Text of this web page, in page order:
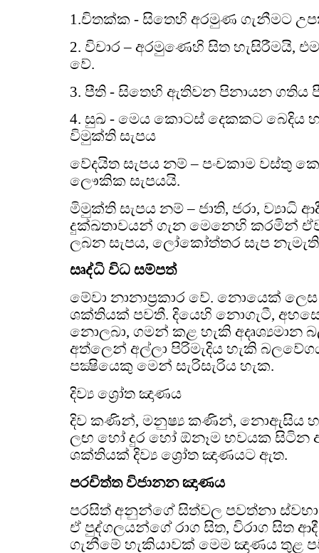
1.චිතක්ක - සිතෙහි අරමුණ ගැනීමට
2. විචාර – අරමුණෙහි සිත හැසිරීමයි,
වේ.
3. පීති - සිතෙහි ඇතිවන පිනායන ගතිය
4. සුඛ - මෙය කොටස් දෙකකට බෙදිය
විමුක්ති සැපය
වේදයිත සැපය නම් – පංචකාම වස්තු
ලෞකික සැපයයි.
මිමුක්ති සැපය නම් – ජාති, ජරා, ව්‍යාධි
දුක්ඛතාවයන් ගැන මෙනෙහි කරමින්
ලබන සැපය, ලෝකෝත්තර සැප
සෘද්ධි විධ සම්පත්
මේවා නානාප්‍රකාර වේ. නොයෙක් ලෙස
ශක්තියක් පවතී. දියෙහි නොගැටී,
නොලබා, ගමන් කළ හැකි අදෘශ්‍යමාන
අත්ලෙන් අල්ලා පිරිමැදිය හැකි
පක්‍ෂියෙකු මෙන් සැරිසැරිය හැක.
දිව්‍ය ශ්‍රෝත ඤාණය
දිව කණින්, මනුෂ්‍ය කණින්, නොඇසිය
ලඟ හෝ දුර හෝ ඕනෑම භවයක සිටින
ශක්තියක් දිව්‍ය ශ්‍රෝත ඤාණයට ඇත.
පරචිත්ත විජානන ඤාණය
පරසිත් අනුන්ගේ සිත්වල පවත්නා
ඒ පුද්ගලයන්ගේ රාග සිත, විරාග සිත ආදී
ගැනීමේ හැකියාවක් මෙම ඤාණය තුළ